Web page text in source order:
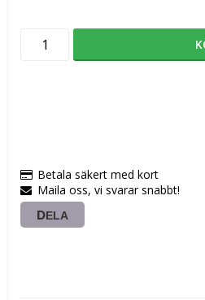
Betala säkert med kort
Maila oss, vi svarar snabbt!
DELA